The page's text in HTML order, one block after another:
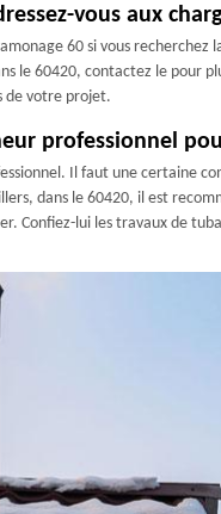
vous aux
60 si vous
le 60420, contactez le pour
de votre projet.
professionnel
Il faut une certaine
dans le 60420, il est
Confiez-lui les travaux de